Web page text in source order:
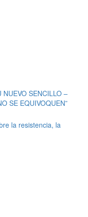
SE EQUIVOQUEN”
la resistencia, la